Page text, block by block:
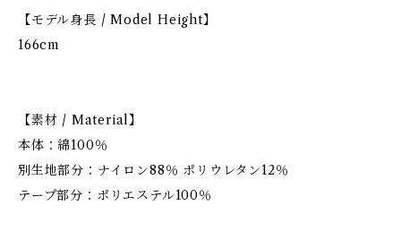
【モデル身長 / Model Height】
166cm
【素材 / Material】
本体：綿100％
別生地部分：ナイロン88％ ポリウレタン12％
テープ部分：ポリエステル100％